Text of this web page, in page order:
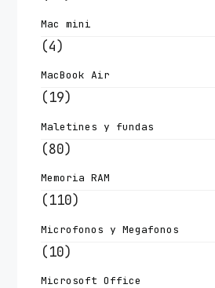
Mac mini
(4)
MacBook Air
(19)
Maletines y fundas
(80)
Memoria RAM
(110)
Microfonos y Megafonos
(10)
Microsoft Office